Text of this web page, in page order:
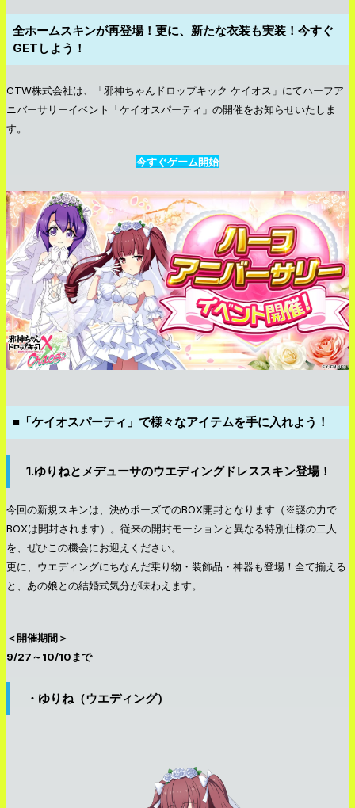
全ホームスキンが再登場！更に、新たな衣装も実装！今すぐ
GETしよう！
CTW株式会社は、「邪神ちゃんドロップキック ケイオス」にてハーフア
ニバーサリーイベント「ケイオスパーティ」の開催をお知らせいたしま
す。
今すぐゲーム開始
■「ケイオスパーティ」で様々なアイテムを手に入れよう！
1.ゆりねとメデューサのウエディングドレススキン登場！
今回の新規スキンは、決めポーズでのBOX開封となります（※謎の力で
BOXは開封されます）。従来の開封モーションと異なる特別仕様の二人
を、ぜひこの機会にお迎えください。
更に、ウエディングにちなんだ乗り物・装飾品・神器も登場！全て揃える
と、あの娘との結婚式気分が味わえます。
＜開催期間＞
9/27～10/10まで
・ゆりね（ウエディング）